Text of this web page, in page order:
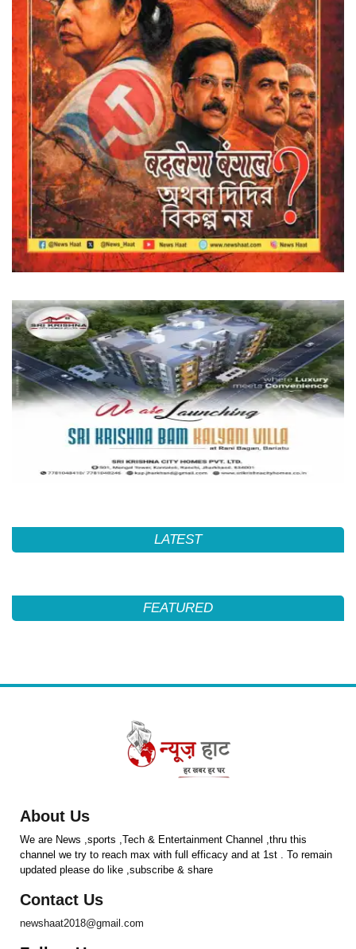
LATEST
FEATURED
About Us
We are News ,sports ,Tech & Entertainment Channel ,thru this
channel we try to reach max with full efficacy and at 1st . To remain
updated please do like ,subscribe & share
Contact Us
newshaat2018@gmail.com